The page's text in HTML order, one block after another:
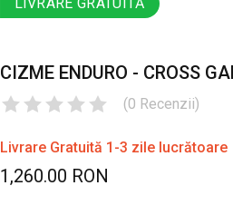
CIZME ENDURO - CROSS
(0 Recenzii)
Livrare Gratuită 1-3 zile lucrătoare
1,260.00 RON